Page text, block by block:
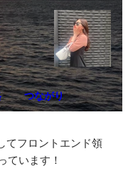
つながり
てフロントエンド領
ています！